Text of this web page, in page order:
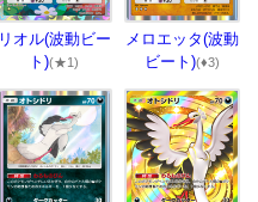
リオル(波動ビー
ト)(★1)
メロエッタ(波動
ビート)(♦3)